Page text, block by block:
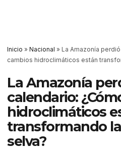
Inicio » Nacional » La Amazonía
cambios hidroclimáticos están
La Amazonía
calendario:
hidroclimáticos
transformando
selva?